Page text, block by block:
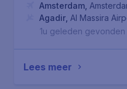
Amsterdam
Agadir Al Massira
1u geleden gevonden
Lees meer